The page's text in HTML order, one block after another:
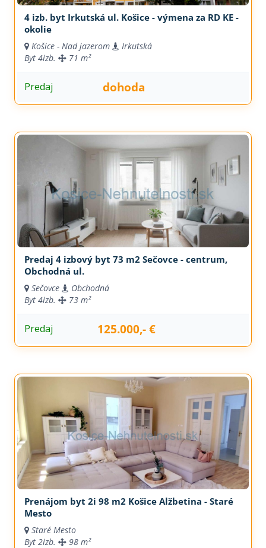
4 izb. byt Irkutská ul. Košice - výmena za RD KE -
okolie
Košice - Nad jazerom
Irkutská
Byt 4izb. 71 m²
Predaj dohoda
Predaj 4 izbový byt 73 m2 Sečovce - centrum,
Obchodná ul.
Sečovce
Obchodná
Byt 4izb. 73 m²
Predaj 125.000,- €
Prenájom byt 2i 98 m2 Košice Alžbetina - Staré
Mesto
Staré Mesto
Byt 2izb. 98 m²